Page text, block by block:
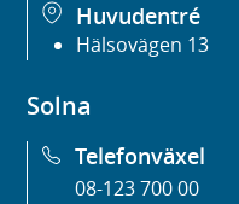
Huvudentré
Hälsovägen 13
Solna
Telefonväxel
08-123 700 00